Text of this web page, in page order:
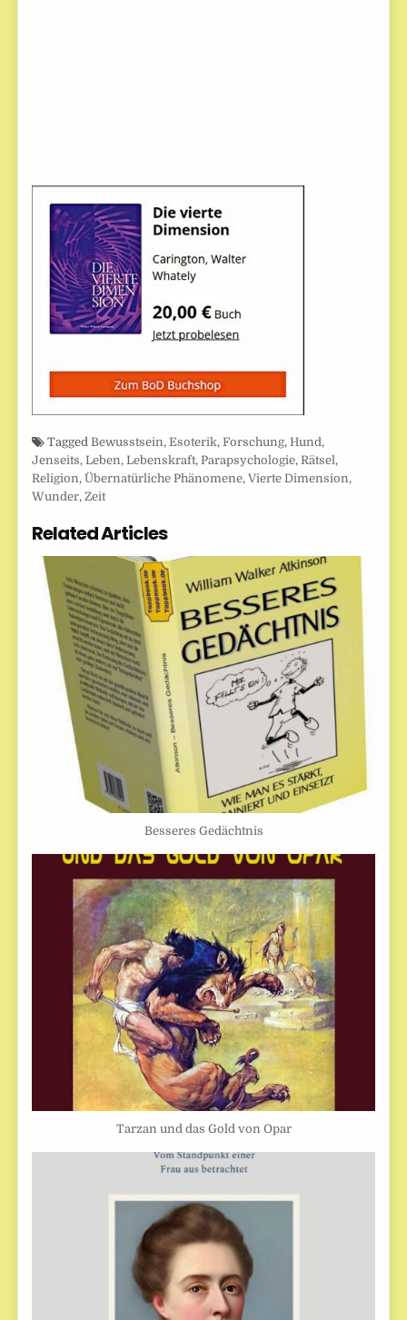
Tagged Bewusstsein,Esoterik,Forschung, Hund ,
Jenseits,Leben,Lebenskraft, Parapsychologie, Rätsel ,
Religion,Übernatürliche Phänomene,Vierte Dimension,
Wunder, Zeit
Related Articles
Besseres Gedächtnis
Tarzan und das Gold von Opar